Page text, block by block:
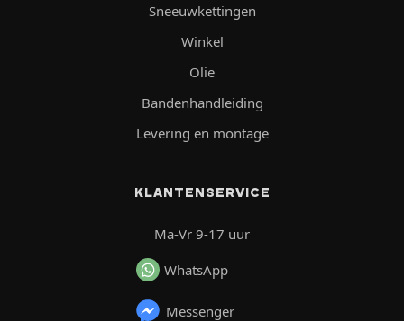
Sneeuwkettingen
Winkel
Olie
Bandenhandleiding
Levering en montage
KLANTENSERVICE
Ma-Vr 9-17 uur
WhatsApp
Messenger